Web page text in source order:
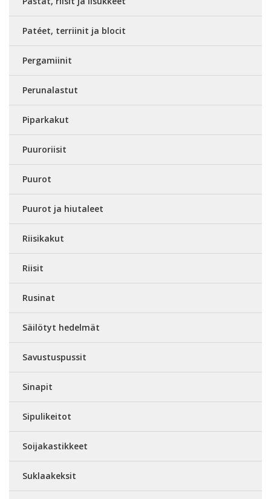
Patéet, terriinit ja blocit
Pergamiinit
Perunalastut
Piparkakut
Puuroriisit
Puurot
Puurot ja hiutaleet
Riisikakut
Riisit
Rusinat
Säilötyt hedelmät
Savustuspussit
Sinapit
Sipulikeitot
Soijakastikkeet
Suklaakeksit